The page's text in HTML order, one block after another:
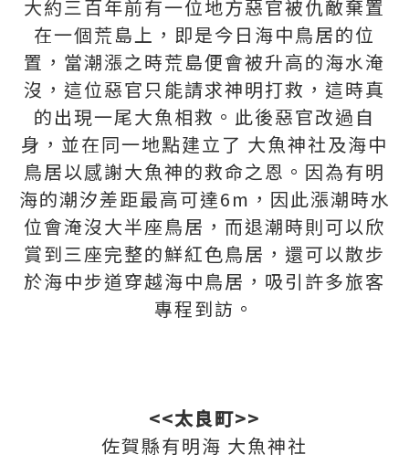
大約三百年前有一位地方惡官被仇敵棄置
在一個荒島上，即是今日海中鳥居的位
置，當潮漲之時荒島便會被升高的海水淹
沒，這位惡官只能請求神明打救，這時真
的出現一尾大魚相救。此後惡官改過自
身，並在同一地點建立了 大魚神社及海中
鳥居以感謝大魚神的救命之恩。因為有明
海的潮汐差距最高可達6m，因此漲潮時水
位會淹沒大半座鳥居，而退潮時則可以欣
賞到三座完整的鮮紅色鳥居，還可以散步
於海中步道穿越海中鳥居，吸引許多旅客
專程到訪。
<<太良町>>
佐賀縣有明海 大魚神社